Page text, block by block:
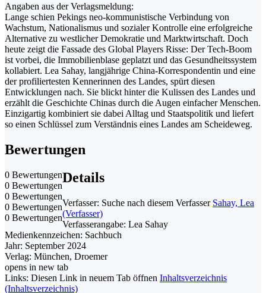
Angaben aus der Verlagsmeldung:
Lange schien Pekings neo-kommunistische Verbindung von
Wachstum, Nationalismus und sozialer Kontrolle eine erfolgreiche
Alternative zu westlicher Demokratie und Marktwirtschaft. Doch
heute zeigt die Fassade des Global Players Risse: Der Tech-Boom
ist vorbei, die Immobilienblase geplatzt und das Gesundheitssystem
kollabiert. Lea Sahay, langjährige China-Korrespondentin und eine
der profiliertesten Kennerinnen des Landes, spürt diesen
Entwicklungen nach. Sie blickt hinter die Kulissen des Landes und
erzählt die Geschichte Chinas durch die Augen einfacher Menschen.
Einzigartig kombiniert sie dabei Alltag und Staatspolitik und liefert
so einen Schlüssel zum Verständnis eines Landes am Scheideweg.
Bewertungen
0 Bewertungen
0 Bewertungen
0 Bewertungen
0 Bewertungen
0 Bewertungen
Details
Verfasser: Suche nach diesem Verfasser Sahay, Lea
(Verfasser)
Verfasserangabe: Lea Sahay
Medienkennzeichen: Sachbuch
Jahr: September 2024
Verlag: München, Droemer
opens in new tab
Links: Diesen Link in neuem Tab öffnen Inhaltsverzeichnis
(Inhaltsverzeichnis)